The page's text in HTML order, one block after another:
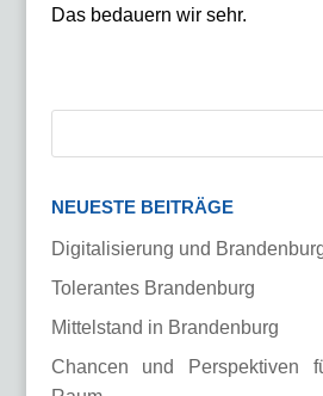
Das bedauern wir sehr.
NEUESTE BEITRÄGE
Digitalisierung und
Tolerantes Brandenburg
Mittelstand in Brandenburg
Chancen und Perspektiven